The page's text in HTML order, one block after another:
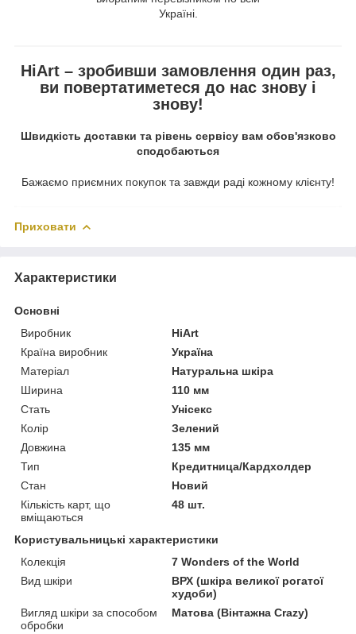
Україні.
HiArt – зробивши замовлення один раз,
ви повертатиметеся до нас знову і
знову!
Швидкість доставки та рівень сервісу вам обов'язково
сподобаються
Бажаємо приємних покупок та завжди раді кожному клієнту!
Приховати
Характеристики
Основні
Виробник
HiArt
Країна виробник
Україна
Матеріал
Натуральна шкіра
Ширина
110 мм
Стать
Унісекс
Колір
Зелений
Довжина
135 мм
Тип
Кредитница/Кардхолдер
Стан
Новий
Кількість карт, що
вміщаються
48 шт.
Користувальницькі характеристики
Колекція
7 Wonders of the World
Вид шкіри
ВРХ (шкіра великої рогатої
худоби)
Вигляд шкіри за способом
обробки
Матова (Вінтажна Crazy)